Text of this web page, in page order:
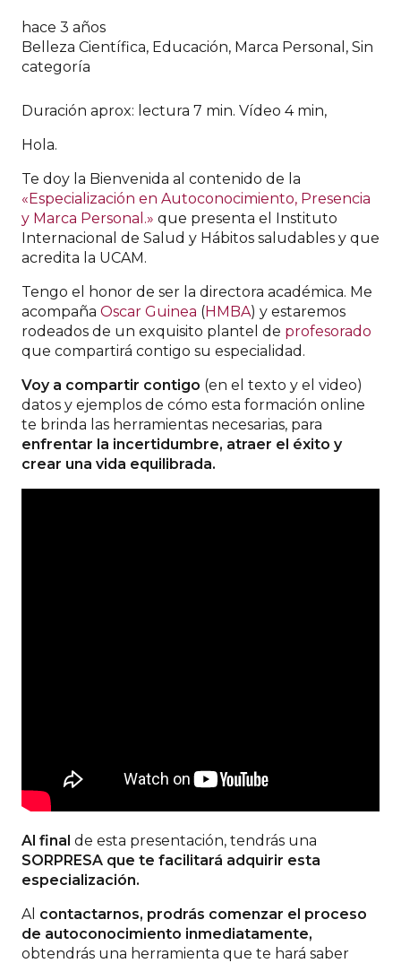
hace 3 años
Belleza Científica, Educación, Marca Personal , Sin
categoría
Duración aprox: lectura 7 min. Vídeo 4 min,
Hola.
Te doy la Bienvenida al contenido de la
«Especialización en Autoconocimiento, Presencia
y Marca Personal.» que presenta el Instituto
Internacional de Salud y Hábitos saludables y que
acredita la UCAM.
Tengo el honor de ser la directora académica. Me
acompaña Oscar Guinea (HMBA) y estaremos
rodeados de un exquisito plantel de profesorado
que compartirá contigo su especialidad.
Voy a compartir contigo (en el texto y el video)
datos y ejemplos de cómo esta formación online
te brinda las herramientas necesarias, para
enfrentar la incertidumbre, atraer el éxito y
crear una vida equilibrada.
Al final de esta presentación, tendrás una
SORPRESA que te facilitará adquirir esta
especialización.
Al contactarnos, prodrás comenzar el proceso
de autoconocimiento inmediatamente,
obtendrás una herramienta que te hará saber